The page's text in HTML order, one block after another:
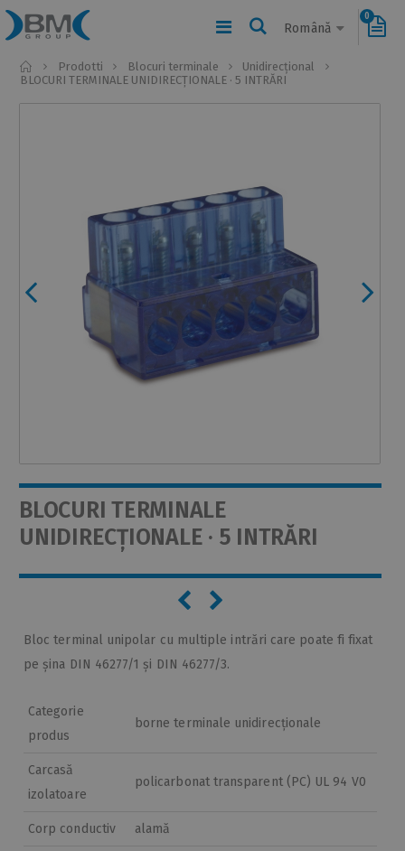
Română
0
Home
Prodotti Blocuri terminale
Unidirecțional
BLOCURI TERMINALE UNIDIRECȚIONALE · 5 INTRĂRI
BLOCURI TERMINALE
UNIDIRECȚIONALE · 5 INTRĂRI
Bloc terminal unipolar cu multiple intrări care poate fi fixat
pe șina DIN 46277/1 și DIN 46277/3.
Categorie
produs
borne terminale unidirecționale
Carcasă
izolatoare
policarbonat transparent (PC) UL 94 V0
Corp conductiv alamă